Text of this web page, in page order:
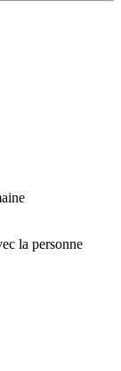
la personne